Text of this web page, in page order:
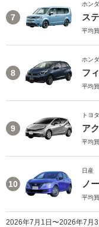
7
ホンダ
ス
平均
8
ホンダ
フ
平均
9
トヨタ
ア
平均
10
日産
ノ
平均
2026年7月1日〜2026年7月